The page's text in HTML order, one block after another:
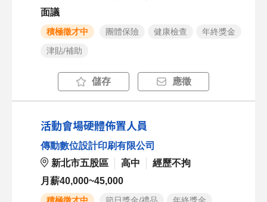
面議
積極徵才中 團體保險 健康檢查
年終獎金
津貼/補助
儲存 應徵
活動會場硬體佈置人員
傳動數位設計印刷有限公司
新北市五股區
高中
經歷不拘
月薪40,000~45,000